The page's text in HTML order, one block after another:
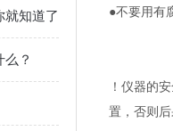
就知道了
？
●不要用有
！仪器的
置，否则